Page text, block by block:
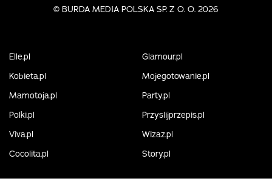
© BURDA MEDIA POLSKA SP. Z O. O. 2026
Elle.pl
Glamour.pl
Kobieta.pl
Mojegotowanie.pl
Mamotoja.pl
Party.pl
Polki.pl
Przyslijprzepis.pl
Viva.pl
Wizaz.pl
Cocolita.pl
Story.pl